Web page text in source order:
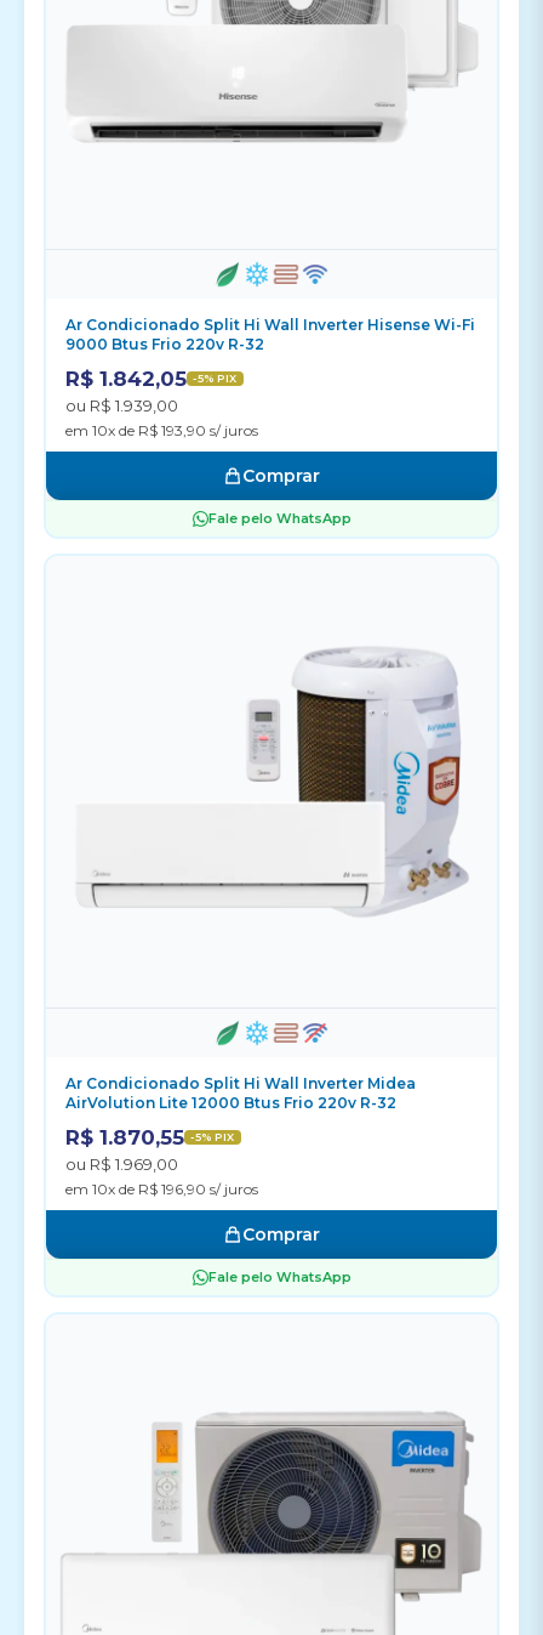
Ar Condicionado Split Hi Wall Inverter Hisense Wi-Fi
9000 Btus Frio 220v R-32
R$ 1.842,05 -5% PIX
ou R$ 1.939,00
em 10x de R$ 193,90 s/ juros
Comprar
Fale pelo WhatsApp
Ar Condicionado Split Hi Wall Inverter Midea
AirVolution Lite 12000 Btus Frio 220v R-32
R$ 1.870,55 -5% PIX
ou R$ 1.969,00
em 10x de R$ 196,90 s/ juros
Comprar
Fale pelo WhatsApp